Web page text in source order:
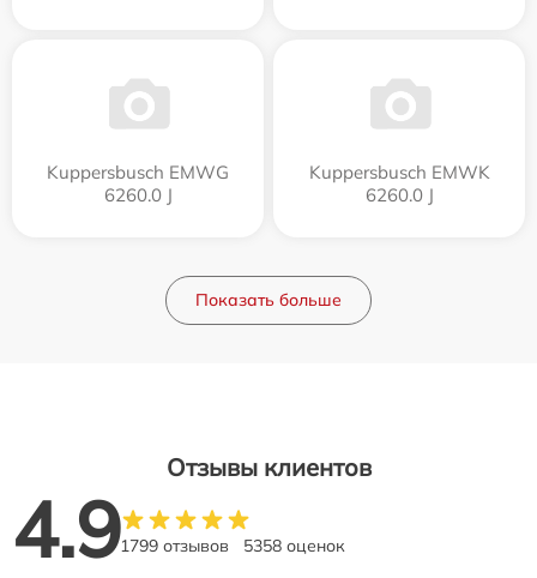
Kuppersbusch EMWG
6260.0 J
Kuppersbusch EMWK
6260.0 J
Показать больше
Отзывы клиентов
4.91799 отзывов 5358 оценок